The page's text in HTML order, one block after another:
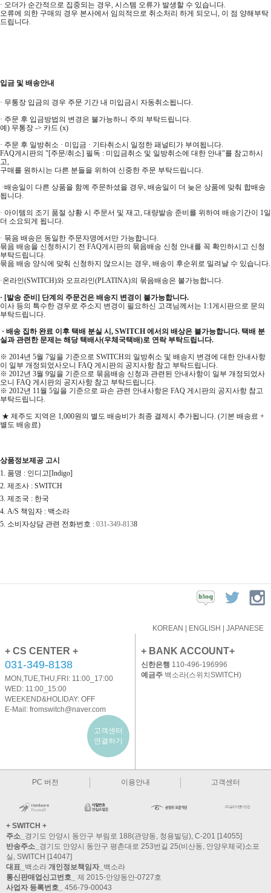
· 오더가 순간적으로 집중되는 경우, 시스템 오류가 발생할 수 있습니다.
오류에 의한 구매의 경우 본사에서 임의적으로 취소처리 하게 되오니, 이 점 양해부탁
드립니다.
입금 및 배송안내
· 무통장 입금의 경우 주문 기간 내 미입금시 자동취소됩니다.
· 주문 후 입금방법의 변경은 불가능하니 주의 부탁드립니다.
예) 무통장 -> 카드 (x)
· 주문 후 일방취소 · 미입금 · 기타취소시 일정한 패널티가 부여됩니다.
FAQ게시판의 "[주문/취소] 필독 : 미입금취소 및 일방취소에 대한 안내"를 참고하시
고,
구매를 원하시는 다른 분들을 위하여 신중한 주문 부탁드립니다.
·배송일이 다른 상품을 함께 주문하셨을 경우, 배송일이 더 늦은 상품에 맞춰 합배송
됩니다.
· 아이템의 조기 품절 상황 시 주문서 및 재고, 대량발송 준비를 위하여 배송기간이 1일
더 소요되게 됩니다.
· 묶음 배송은 동일한 주문자명에서만 가능합니다.
묶음 배송을 신청하시기 전 FAQ게시판의 묶음배송 신청 안내를 꼭 확인하시고 신청
부탁드립니다.
묶음 배송 양식에 맞춰 신청하지 않으시는 경우, 배송이 후순위로 밀려날 수 있습니다.
·온라인(SWITCH)와 오프라인(PLATINA)의 묶음배송은 불가능합니다.
· [발송 준비] 단계의 주문건은 배송지 변경이 불가능합니다.
이사 등의 특수한 경우로 주소지 변경이 필요하신 고객님께서는 1:1게시판으로 문의
부탁드립니다.
· 배송 집하 완료 이후 택배 분실 시, SWITCH 에서의 배상은 불가능합니다. 택배 분
실과 관련한 문제는 해당 택배사(우체국택배)로 연락 부탁드립니다.
※ 2014년 5월 7일을 기준으로 SWITCH의 일방취소 및 배송지 변경에 대한 안내사항
이 일부 개정되었사오니 FAQ 게시판의 공지사항 참고 부탁드립니다.
※ 2012년 3월 9일을 기준으로 묶음배송 신청과 관련된 안내사항이 일부 개정되었사
오니 FAQ 게시판의 공지사항 참고 부탁드립니다.
※ 2012년 11월 5일을 기준으로 파손 관련 안내사항은 FAQ 게시판의 공지사항 참고
부탁드립니다.
★ 제주도 지역은 1,000원의 별도 배송비가 최종 결제시 추가됩니다. (기본 배송료 +
별도 배송료)
상품정보제공 고시
1. 품명 : 인디고[Indigo]
2. 제조사 : SWITCH
3. 제조국 : 한국
4. A/S 책임자 : 백소라
5. 소비자상담 관련 전화번호 : 031-349-8138
KOREAN ENGLISH JAPANESE
+ CS CENTER +
031-349-8138
MON,TUE,THU,FRI: 11:00_17:00
WED: 11:00_15:00
WEEKEND&HOLIDAY: OFF
E-Mail: fromswitch@naver.com
고객센터
연결하기
+ BANK ACCOUNT+
신한은행 110-496-196996
예금주백소라(스위치SWITCH)
PC 버전 이용안내 고객센터
+ SWITCH +
주소_ 경기도 안양시 동안구 부림로 188(관양동, 청용빌딩), C-201 [14055]
반송주소_ 경기도 안양시 동안구 평촌대로 253번길 25(비산동, 안양우체국)소포
실, SWITCH [14047]
대표_ 백소라 개인정보책임자_ 백소라
통신판매업신고번호_
제 2015-안양동안-0727호
사업자 등록번호_
456-79-00043